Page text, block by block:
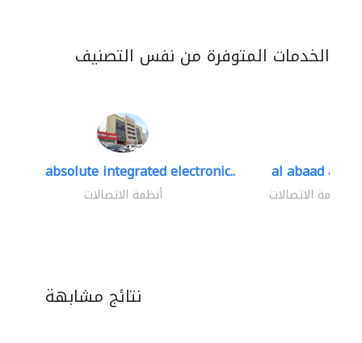
الخدمات المتوفرة من نفس التصنيف
absolute integrated electronic..
أنظمة الاتصالات
al abaad al..
أنظمة الاتصالات
نتائج مشابهة